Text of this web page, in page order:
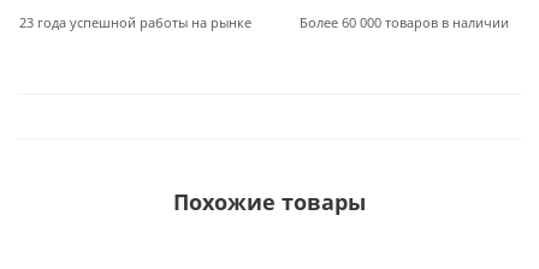
23 года успешной работы на рынке Более 60 000 товаров в наличии
Похожие товары